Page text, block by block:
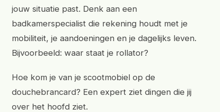
jouw situatie past. Denk aan een
badkamerspecialist die rekening houdt met je
mobiliteit, je aandoeningen en je dagelijks leven.
Bijvoorbeeld: waar staat je rollator?
Hoe kom je van je scootmobiel op de
douchebrancard? Een expert ziet dingen die jij
over het hoofd ziet.